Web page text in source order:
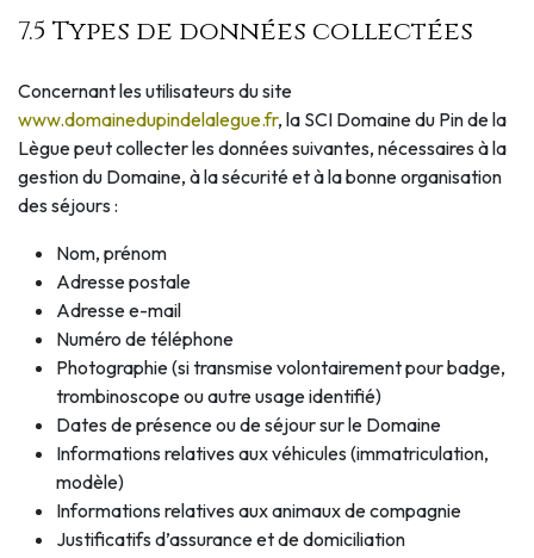
7.5 Types de données collectées
Concernant les utilisateurs du site
www.domainedupindelalegue.fr, la SCI Domaine du Pin de la
Lègue peut collecter les données suivantes, nécessaires à la
gestion du Domaine, à la sécurité et à la bonne organisation
des séjours :
Nom, prénom
Adresse postale
Adresse e-mail
Numéro de téléphone
Photographie (si transmise volontairement pour badge,
trombinoscope ou autre usage identifié)
Dates de présence ou de séjour sur le Domaine
Informations relatives aux véhicules (immatriculation,
modèle)
Informations relatives aux animaux de compagnie
Justificatifs d’assurance et de domiciliation